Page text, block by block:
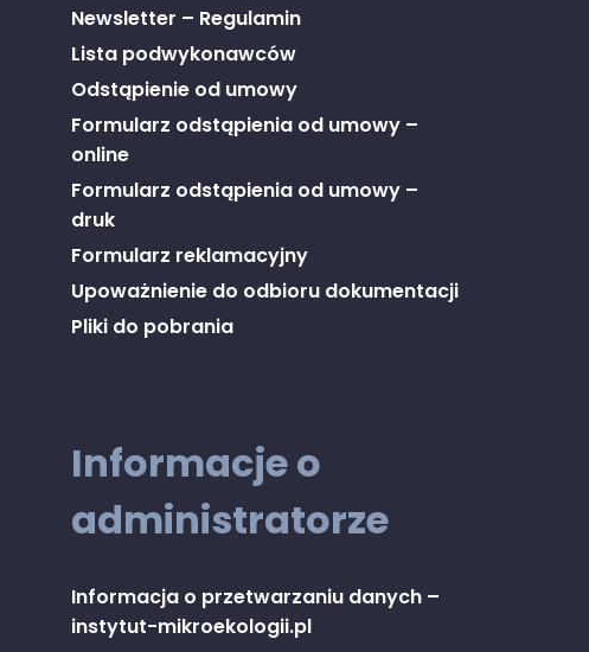
Newsletter – Regulamin
Lista podwykonawców
Odstąpienie od umowy
Formularz odstąpienia od umowy –
online
Formularz odstąpienia od umowy –
druk
Formularz reklamacyjny
Upoważnienie do odbioru dokumentacji
Pliki do pobrania
Informacje o
administratorze
Informacja o przetwarzaniu danych –
instytut-mikroekologii.pl